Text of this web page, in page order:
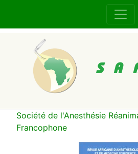
Société de l'Anesthésie
Francophone